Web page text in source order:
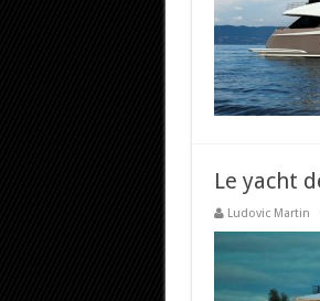
Le yacht
Ludovic Martin